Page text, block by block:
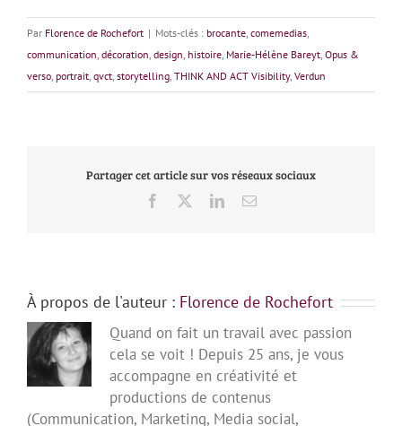
Par Florence de Rochefort | Mots-clés : brocante, comemedias,
communication, décoration, design, histoire, Marie-Hélène Bareyt, Opus &
verso, portrait, qvct, storytelling, THINK AND ACT Visibility, Verdun
Partager cet article sur vos réseaux sociaux
Facebook LinkedInEmail
À propos de l'auteur : Florence de Rochefort
Quand on fait un travail avec passion
cela se voit ! Depuis 25 ans, je vous
accompagne en créativité et
productions de contenus
(Communication, Marketing, Media social,